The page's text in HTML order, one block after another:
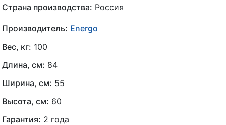
Страна производства: Россия
Производитель: Energo
Вес, кг: 100
Длина, см: 84
Ширина, см: 55
Высота, см: 60
Гарантия: 2 года